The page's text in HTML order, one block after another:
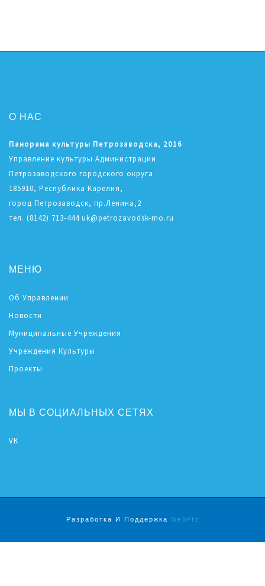
О НАС
Панорама культуры Петрозаводска, 2016
Управление культуры Администрации
Петрозаводского городского округа
185910, Республика Карелия,
город Петрозаводск, пр.Ленина,2
тел. (8142) 713-444 uk@petrozavodsk-mo.ru
МЕНЮ
Об Управлении
Новости
Муниципальные Учреждения
Учреждения Культуры
Проекты
МЫ В СОЦИАЛЬНЫХ СЕТЯХ
VK
Разработка И Поддержка WebPtz